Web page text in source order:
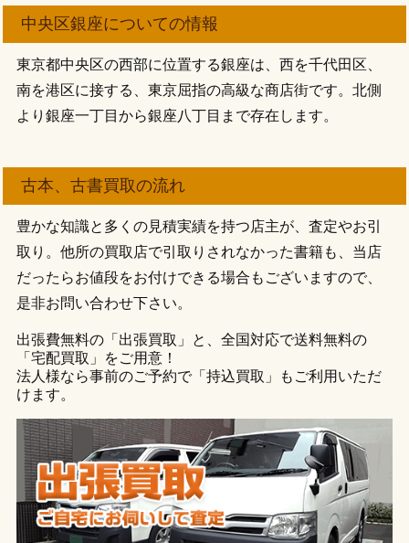
中央区銀座についての情報
東京都中央区の西部に位置する銀座は、西を千代田区、
南を港区に接する、東京屈指の高級な商店街です。北側
より銀座一丁目から銀座八丁目まで存在します。
古本、古書買取の流れ
豊かな知識と多くの見積実績を持つ店主が、査定やお引
取り。他所の買取店で引取りされなかった書籍も、当店
だったらお値段をお付けできる場合もございますので、
是非お問い合わせ下さい。
出張費無料の「出張買取」と、全国対応で送料無料の
「宅配買取」をご用意！
法人様なら事前のご予約で「持込買取」もご利用いただ
けます。